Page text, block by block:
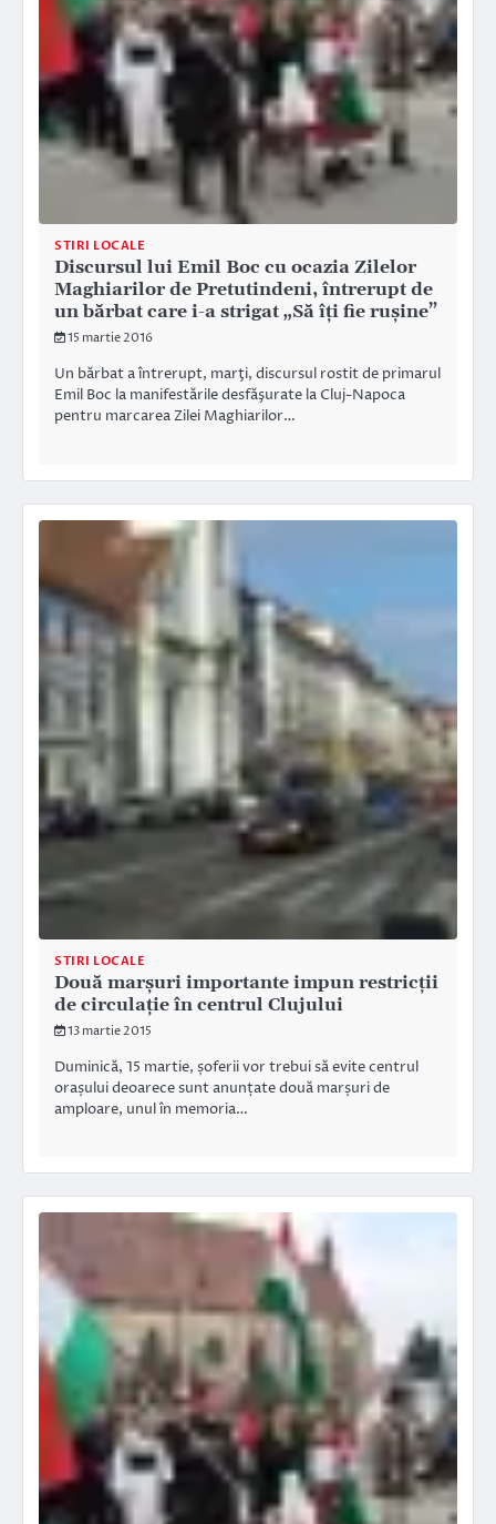
STIRI LOCALE
Discursul lui Emil Boc cu ocazia Zilelor
Maghiarilor de Pretutindeni, întrerupt de
un bărbat care i-a strigat „Să îți fie rușine”
15 martie 2016
Un bărbat a întrerupt, marţi, discursul rostit de primarul
Emil Boc la manifestările desfăşurate la Cluj-Napoca
pentru marcarea Zilei Maghiarilor…
STIRI LOCALE
Două marșuri importante impun restricții
de circulație în centrul Clujului
13 martie 2015
Duminică, 15 martie, șoferii vor trebui să evite centrul
orașului deoarece sunt anunțate două marșuri de
amploare, unul în memoria…